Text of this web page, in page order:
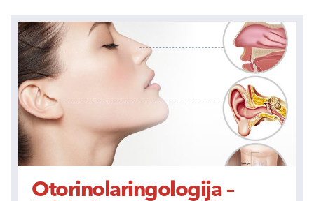
Otorinolaringologija –